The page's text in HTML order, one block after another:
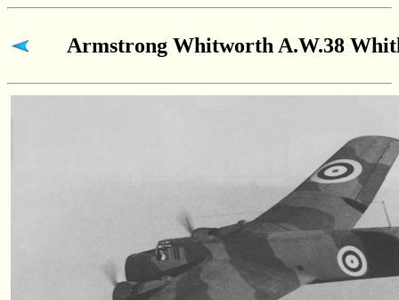
Armstrong Whitworth A.W.38